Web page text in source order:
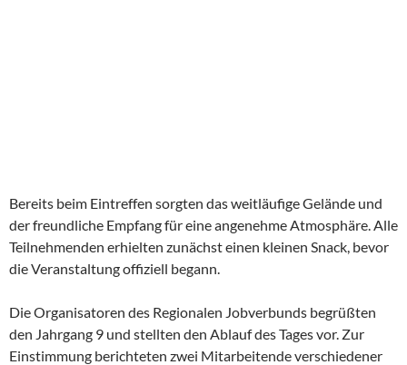
Bereits beim Eintreffen sorgten das weitläufige Gelände und
der freundliche Empfang für eine angenehme Atmosphäre. Alle
Teilnehmenden erhielten zunächst einen kleinen Snack, bevor
die Veranstaltung offiziell begann.
Die Organisatoren des Regionalen Jobverbunds begrüßten
den Jahrgang 9 und stellten den Ablauf des Tages vor. Zur
Einstimmung berichteten zwei Mitarbeitende verschiedener